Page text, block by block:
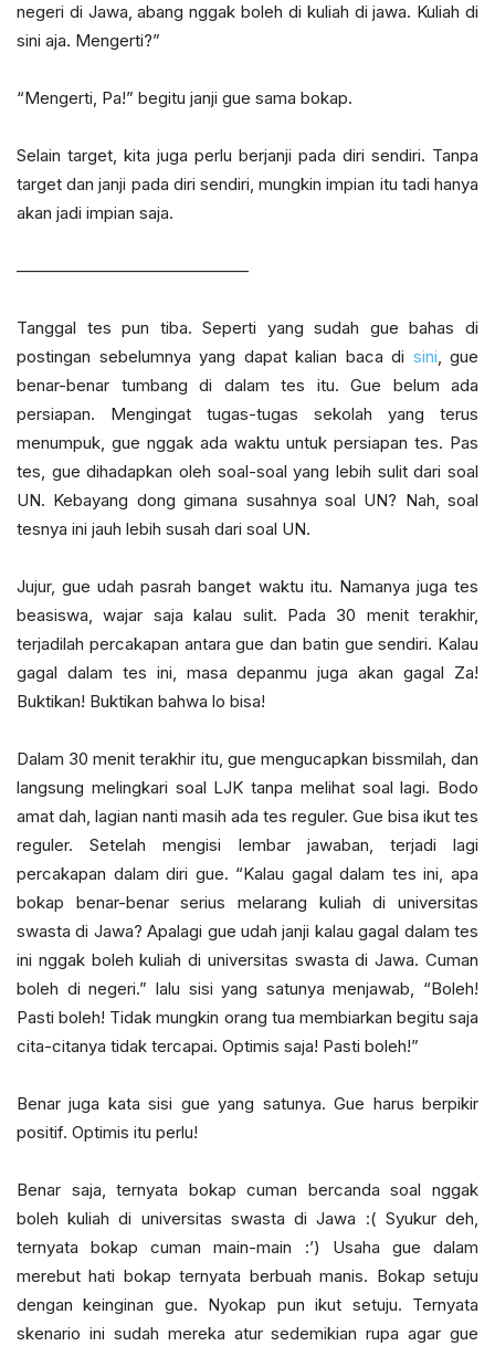
negeri di Jawa, abang nggak boleh di kuliah di jawa. Kuliah di
sini aja. Mengerti?”
“Mengerti, Pa!” begitu janji gue sama bokap.
Selain target, kita juga perlu berjanji pada diri sendiri. Tanpa
target dan janji pada diri sendiri, mungkin impian itu tadi hanya
akan jadi impian saja.
——————————————
Tanggal tes pun tiba. Seperti yang sudah gue bahas di
postingan sebelumnya yang dapat kalian baca di sini, gue
benar-benar tumbang di dalam tes itu. Gue belum ada
persiapan. Mengingat tugas-tugas sekolah yang terus
menumpuk, gue nggak ada waktu untuk persiapan tes. Pas
tes, gue dihadapkan oleh soal-soal yang lebih sulit dari soal
UN. Kebayang dong gimana susahnya soal UN? Nah, soal
tesnya ini jauh lebih susah dari soal UN.
Jujur, gue udah pasrah banget waktu itu. Namanya juga tes
beasiswa, wajar saja kalau sulit. Pada 30 menit terakhir,
terjadilah percakapan antara gue dan batin gue sendiri. Kalau
gagal dalam tes ini, masa depanmu juga akan gagal Za!
Buktikan! Buktikan bahwa lo bisa!
Dalam 30 menit terakhir itu, gue mengucapkan bissmilah, dan
langsung melingkari soal LJK tanpa melihat soal lagi. Bodo
amat dah, lagian nanti masih ada tes reguler. Gue bisa ikut tes
reguler. Setelah mengisi lembar jawaban, terjadi lagi
percakapan dalam diri gue. “Kalau gagal dalam tes ini, apa
bokap benar-benar serius melarang kuliah di universitas
swasta di Jawa? Apalagi gue udah janji kalau gagal dalam tes
ini nggak boleh kuliah di universitas swasta di Jawa. Cuman
boleh di negeri.” lalu sisi yang satunya menjawab, “Boleh!
Pasti boleh! Tidak mungkin orang tua membiarkan begitu saja
cita-citanya tidak tercapai. Optimis saja! Pasti boleh!”
Benar juga kata sisi gue yang satunya. Gue harus berpikir
positif. Optimis itu perlu!
Benar saja, ternyata bokap cuman bercanda soal nggak
boleh kuliah di universitas swasta di Jawa :( Syukur deh,
ternyata bokap cuman main-main :’) Usaha gue dalam
merebut hati bokap ternyata berbuah manis. Bokap setuju
dengan keinginan gue. Nyokap pun ikut setuju. Ternyata
skenario ini sudah mereka atur sedemikian rupa agar gue